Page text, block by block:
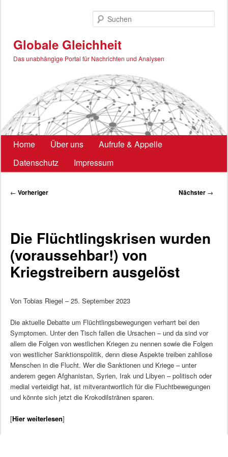
Globale Gleichheit
Das unabhängige Portal für Nachrichten und Analysen
Hauptmenü
Home Über uns
Aufrufe & Appelle
Datenschutz
Impressum
Beitragsnavigation
← Vorheriger Nächster →
Die Flüchtlingskrisen wurden
(voraussehbar!) von
Kriegstreibern ausgelöst
Von Tobias Riegel – 25. September 2023
Die aktuelle Debatte um Flüchtlingsbewegungen verharrt bei den
Symptomen. Unter den Tisch fallen die Ursachen – und da sind vor
allem die Folgen von westlichen Kriegen zu nennen sowie die Folgen
von westlicher Sanktionspolitik, denn diese Aspekte treiben zahllose
Menschen in die Flucht. Wer die Sanktionen und Kriege – unter
anderem gegen Afghanistan, Syrien, Irak und Libyen – politisch oder
medial verteidigt hat, ist mitverantwortlich für die Fluchtbewegungen
und könnte sich jetzt die Krokodilstränen sparen.
[Hier weiterlesen]